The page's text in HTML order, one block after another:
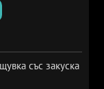
със закуска